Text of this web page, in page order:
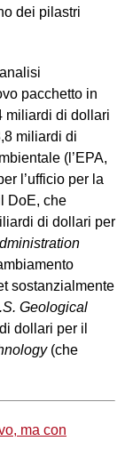
dei pilastri
pacchetto in
miliardi di dollari
miliardi di
(l’EPA,
l’ufficio per la
DoE, che
di dollari per
sostanzialmente
Geological
dollari per il
(che
ma con